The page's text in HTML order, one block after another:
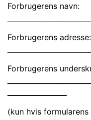
Forbrugerens navn:
Forbrugerens adresse:
Forbrugerens
(kun hvis